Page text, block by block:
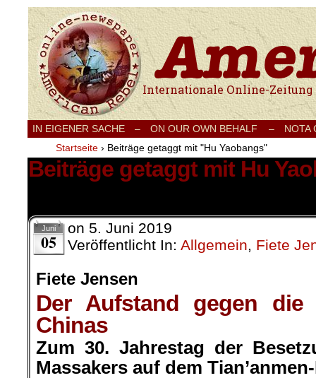
Internationale Onlinezeitung für Frieden,
IN EIGENER SACHE – ON OUR OWN BEHALF –
NOTA
Startseite › Beiträge getaggt mit "Hu Yaobangs"
Beiträge getaggt mit Hu
Juni
05
on 5. Juni 2019
Veröffentlicht In: Allgemein, Fiete
Fiete Jensen
Der Aufstand gegen die
Chinas
Zum 30. Jahrestag der
Massakers auf dem